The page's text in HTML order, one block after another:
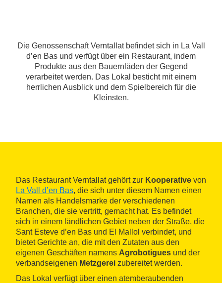
Die Genossenschaft Verntallat befindet sich in La Vall
d’en Bas und verfügt über ein Restaurant, indem
Produkte aus den Bauernläden der Gegend
verarbeitet werden. Das Lokal besticht mit einem
herrlichen Ausblick und dem Spielbereich für die
Kleinsten.
Das Restaurant Verntallat gehört zur Kooperative von
La Vall d’en Bas, die sich unter diesem Namen einen
Namen als Handelsmarke der verschiedenen
Branchen, die sie vertritt, gemacht hat. Es befindet
sich in einem ländlichen Gebiet neben der Straße, die
Sant Esteve d’en Bas und El Mallol verbindet, und
bietet Gerichte an, die mit den Zutaten aus den
eigenen Geschäften namens Agrobotigues und der
verbandseigenen Metzgerei zubereitet werden.
Das Lokal verfügt über einen atemberaubenden